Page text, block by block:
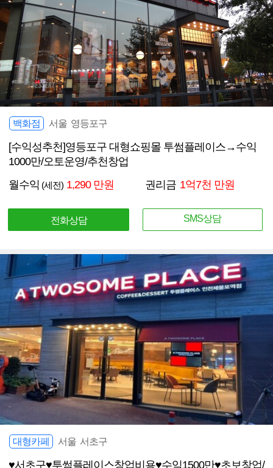
백화점 서울 영등포구
[수익성추천]영등포구 대형쇼핑몰 투썸플레이스→수익
1000만/오토운영/추천창업
월수익 (세전) 1,290 만원 권리금 1억7천 만원
전화상담 SMS상담
대형카페 서울 서초구
♥서초구♥투썸플레이스창업비용♥수익1500만♥초보창업/